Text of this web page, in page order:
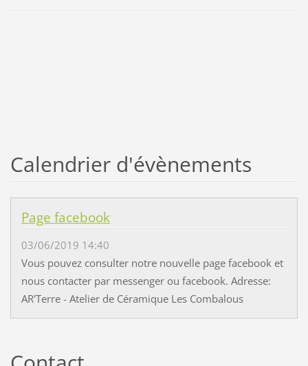
Calendrier d'évènements
Page facebook
03/06/2019 14:40
Vous pouvez consulter notre nouvelle page facebook et
nous contacter par messenger ou facebook. Adresse:
AR'Terre - Atelier de Céramique Les Combalous